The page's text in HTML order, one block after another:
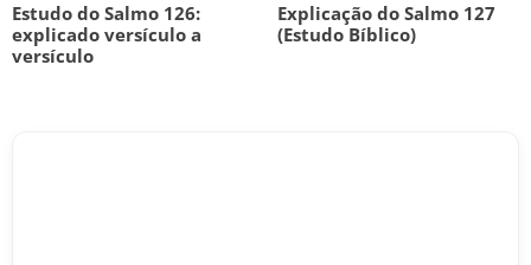
Estudo do Salmo 126:
explicado versículo a
versículo
Explicação do Salmo 127
(Estudo Bíblico)